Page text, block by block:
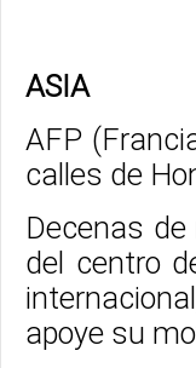
ASIA
AFP
calles de
Decenas
del centro
apoye su